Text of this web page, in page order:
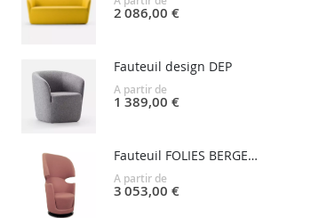
2 086,00 €
Fauteuil design DEP
A partir de
1 389,00 €
Fauteuil FOLIES BERGERE
A partir de
3 053,00 €